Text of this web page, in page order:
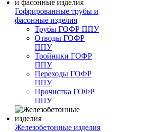
Гофрированные трубы и
фасонные изделия
Трубы ГОФР ППУ
Отводы ГОФР
ППУ
Тройники ГОФР
ППУ
Переходы ГОФР
ППУ
Прочистка ГОФР
ППУ
Железобетонные изделия